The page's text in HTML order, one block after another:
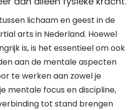
lichaam en geest in de
arts in Nederland. Hoewel
is, is het essentieel om ook
aan de mentale aspecten
te werken aan zowel je
mentale focus en discipline,
tot stand brengen